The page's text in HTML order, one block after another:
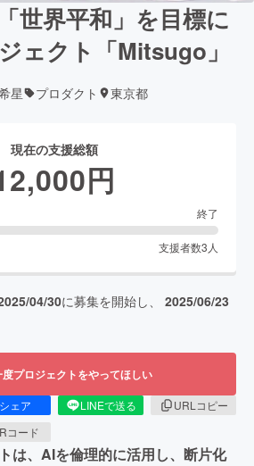
世界平和」を目標に
ェクト「Mitsugo」
星 プロダクト 東京都
現在の支援総額
円
終了
支援者数3 人
04/30に募集を開始し、 2025/06/23
度プロジェクトをやってほしい
シェア LINEで送る
URLコピー
コード
は、AIを倫理的に活用し、断片化